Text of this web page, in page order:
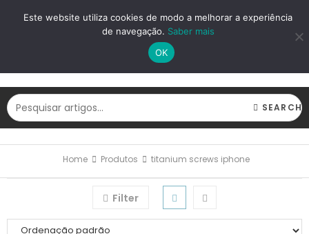
LOGIN REGISTAR
SEARCH
Home Produtos titanium screws iphone
Filter
Este website utiliza cookies de modo a melhorar a experiência
de navegação. Saber mais
OK